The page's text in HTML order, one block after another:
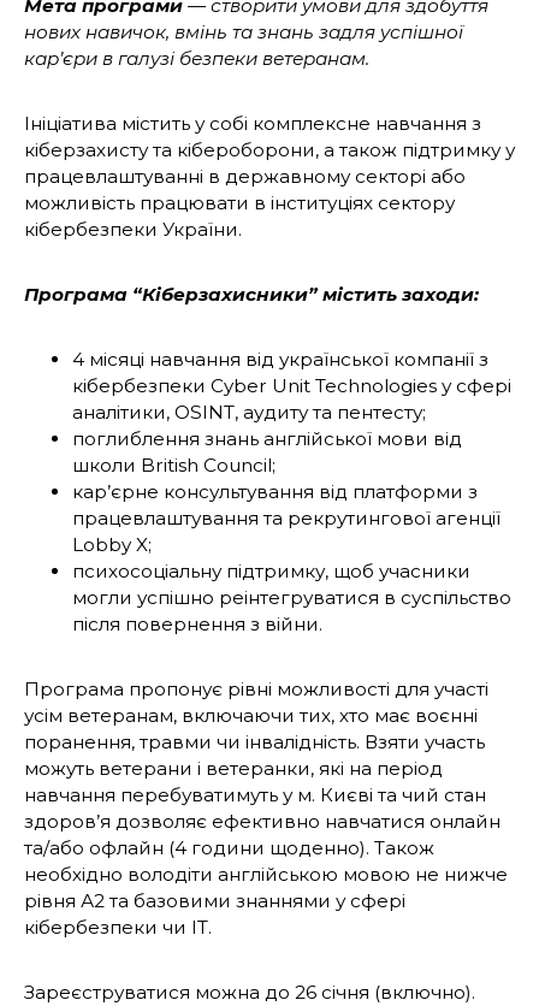
Мета програми —створити умови для здобуття
нових навичок, вмінь та знань задля успішної
кар’єри в галузі безпеки ветеранам.
Ініціатива містить у собі комплексне навчання з
кіберзахисту та кібероборони, а також підтримку у
працевлаштуванні в державному секторі або
можливість працювати в інституціях сектору
кібербезпеки України.
Програма “Кіберзахисники” містить заходи:
4 місяці навчання від української компанії з
кібербезпеки Cyber Unit Technologies у сфері
аналітики, OSINT, аудиту та пентесту;
поглиблення знань англійської мови від
школи British Council;
кар’єрне консультування від платформи з
працевлаштування та рекрутингової агенції
Lobby X;
психосоціальну підтримку, щоб учасники
могли успішно реінтегруватися в суспільство
після повернення з війни.
Програма пропонує рівні можливості для участі
усім ветеранам, включаючи тих, хто має воєнні
поранення, травми чи інвалідність. Взяти участь
можуть ветерани і ветеранки, які на період
навчання перебуватимуть у м. Києві та чий стан
здоров’я дозволяє ефективно навчатися онлайн
та/або офлайн (4 години щоденно). Також
необхідно володіти англійською мовою не нижче
рівня А2 та базовими знаннями у сфері
кібербезпеки чи IT.
Зареєструватися можна до 26 січня (включно).